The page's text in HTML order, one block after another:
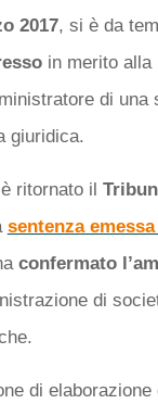
2017, si è da
in merito alla
di una
giuridica.
ritornato il
sentenza
confermato
di
di